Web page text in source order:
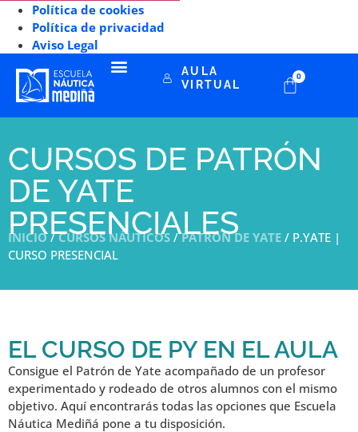
Política de cookies
Política de privacidad
Aviso Legal
AULA
VIRTUAL
0
CURSOS DE PATRÓN
DE YATE
PRESENCIALES
INICIO/CURSOS NÁUTICOS /PATRÓN DE YATE / P.YATE |
CURSO PRESENCIAL
EL CURSO DE PY EN EL AULA
Consigue el Patrón de Yate acompañado de un profesor
experimentado y rodeado de otros alumnos con el mismo
objetivo. Aquí encontrarás todas las opciones que Escuela
Náutica Mediñá pone a tu disposición.